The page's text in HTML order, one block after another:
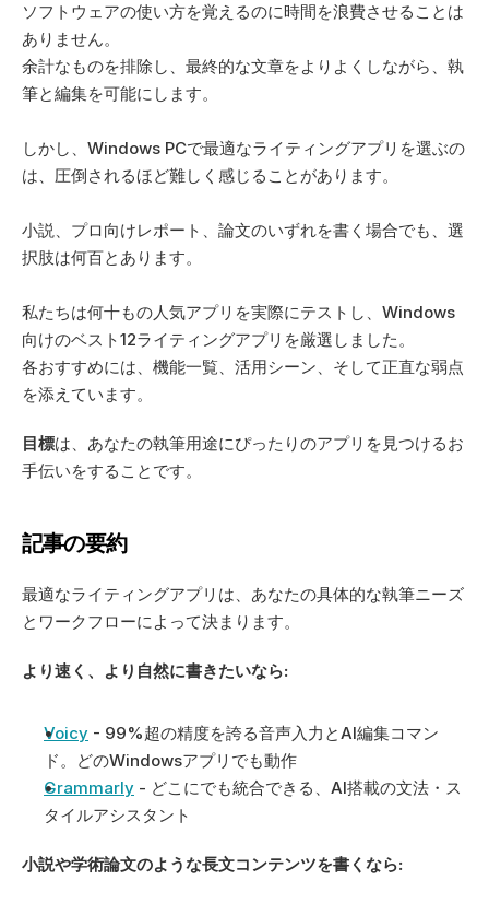
ソフトウェアの使い方を覚えるのに時間を浪費させることは
ありません。
余計なものを排除し、最終的な文章をよりよくしながら、執
筆と編集を可能にします。
しかし、Windows PCで最適なライティングアプリを選ぶの
は、圧倒されるほど難しく感じることがあります。
小説、プロ向けレポート、論文のいずれを書く場合でも、選
択肢は何百とあります。
私たちは何十もの人気アプリを実際にテストし、Windows
向けのベスト12ライティングアプリを厳選しました。
各おすすめには、機能一覧、活用シーン、そして正直な弱点
を添えています。
目標は、あなたの執筆用途にぴったりのアプリを見つけるお
手伝いをすることです。
記事の要約
最適なライティングアプリは、あなたの具体的な執筆ニーズ
とワークフローによって決まります。
より速く、より自然に書きたいなら:
Voicy - 99%超の精度を誇る音声入力とAI編集コマン
ド。どのWindowsアプリでも動作
Grammarly - どこにでも統合できる、AI搭載の文法・ス
タイルアシスタント
小説や学術論文のような長文コンテンツを書くなら: